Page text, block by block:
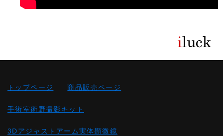
トップページ 商品販売ページ
手術室術野撮影キット
3Dアジャストアーム実体顕微鏡